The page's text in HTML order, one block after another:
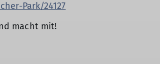
Park/24127
macht mit!